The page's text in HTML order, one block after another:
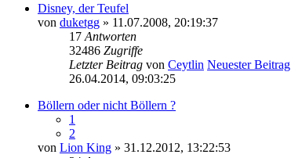
Disney, der Teufel
von duketgg » 11.07.2008, 20:19:37
17 Antworten
32486 Zugriffe
Letzter Beitrag von Ceytlin Neuester Beitrag
26.04.2014, 09:03:25
Böllern oder nicht Böllern ?
1
2
von Lion King » 31.12.2012, 13:22:53